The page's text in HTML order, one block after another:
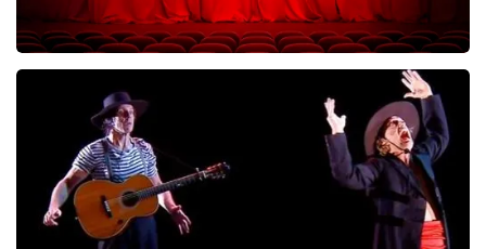
The Illusionists
KOOP TICKETS